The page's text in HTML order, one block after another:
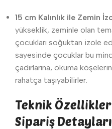
15 cm Kalınlık ile Zemin
yükseklik, zeminle olan
çocukları soğuktan izole
sayesinde çocuklar bu
çadırlarına, okuma
rahatça taşıyabilirler.
Teknik
Sipariş Detayları